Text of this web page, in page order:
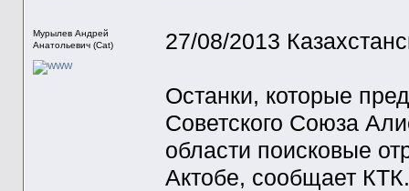
Мурылев Андрей
Анатольевич (Cat)
27/08/2013
Останки, которые
Советского Союза
области поисковые
Актобе, сообщает КТК.